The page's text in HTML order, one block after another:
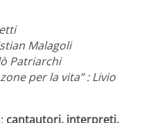
Malagoli
Patriarchi
per la vita” : Livio
cantautori, interpreti,